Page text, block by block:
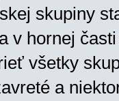
skupiny
v hornej
všetky
a